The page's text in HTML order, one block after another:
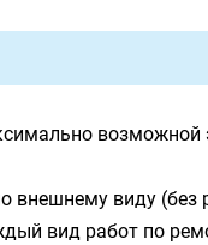
внешнему виду (без
вид работ по